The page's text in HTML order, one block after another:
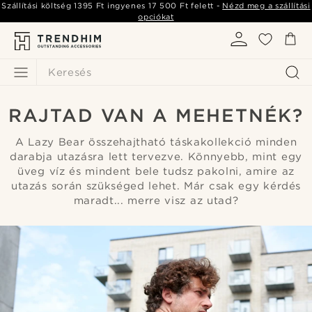
Keresés
Szállítási költség1395 Ft ingyenes 17 500 Ft felett - Nézd meg a szállítási
opciókat
RAJTAD VAN A MEHETNÉK?
A Lazy Bear összehajtható táskakollekció minden
darabja utazásra lett tervezve. Könnyebb, mint egy
üveg víz és mindent bele tudsz pakolni, amire az
utazás során szükséged lehet. Már csak egy kérdés
maradt... merre visz az utad?